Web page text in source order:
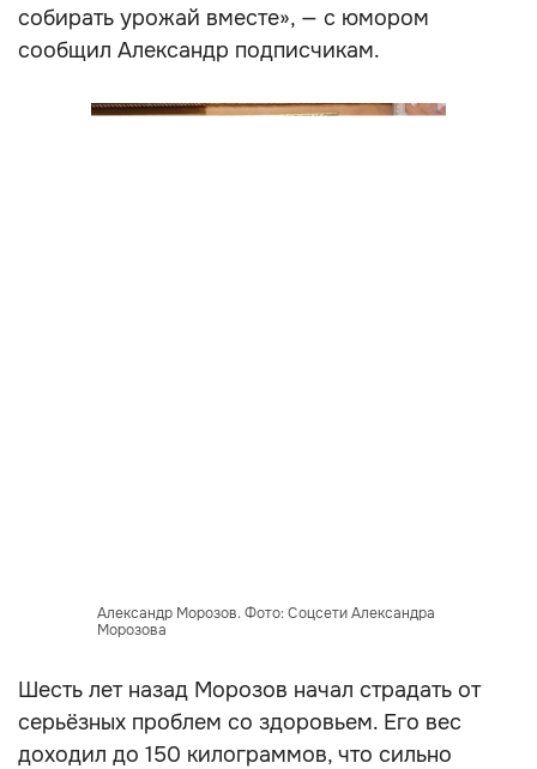
собирать урожай вместе», — с юмором
сообщил Александр подписчикам.
Александр Морозов. Фото: Соцсети Александра
Морозова
Шесть лет назад Морозов начал страдать от
серьёзных проблем со здоровьем. Его вес
доходил до 150 килограммов, что сильно